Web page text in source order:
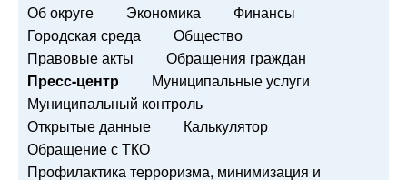
Об округе Экономика
Финансы
Городская среда
Общество
Правовые акты
Обращения граждан
Пресс-центр
Муниципальные услуги
Муниципальный контроль
Открытые данные
Калькулятор
Обращение с ТКО
Профилактика терроризма, минимизация и